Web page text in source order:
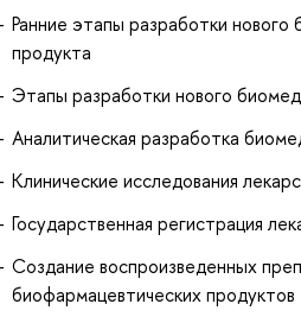
Ранние этапы разработки нового
продукта
Этапы разработки нового
Аналитическая разработка
Клинические исследования
Государственная регистрация
Создание воспроизведенных
биофармацевтических продуктов